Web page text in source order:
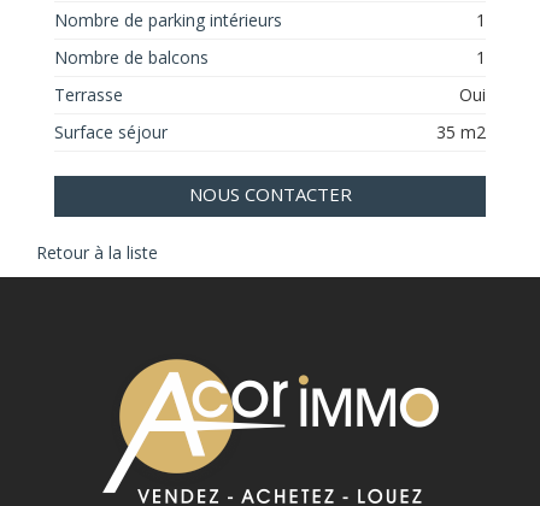
Nombre de parking intérieurs
1
Nombre de balcons
1
Terrasse
Oui
Surface séjour
35 m2
NOUS CONTACTER
Retour à la liste